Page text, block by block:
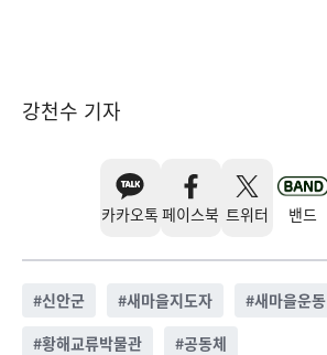
강천수 기자
카카오톡 페이스북 트위터 밴드
#신안군 #새마을지도자 #새마을운동
#황해교류박물관 #공동체